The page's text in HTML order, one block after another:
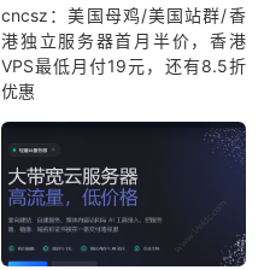
cncsz：美国母鸡/美国站群/香
港独立服务器首月半价，香港
VPS最低月付19元，还有8.5折
优惠